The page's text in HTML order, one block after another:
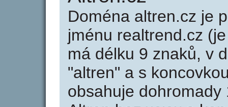
Doména altren.cz je
jménu realtrend.cz
má délku 9 znaků, v
"altren" a s
obsahuje